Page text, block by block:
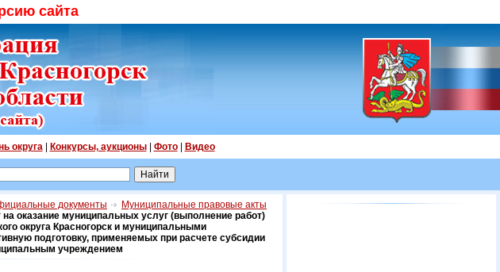
сайта
округа| Конкурсы, аукционы| Фото| Видео
документы
Муниципальные правовые акты
оказание муниципальных услуг (выполнение работ)
округа Красногорск и муниципальными
подготовку, применяемых при расчете субсидии
учреждением